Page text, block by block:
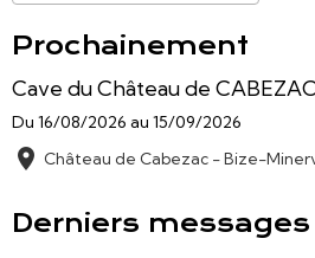
Prochainement
Cave du Château de CABEZAC
Du 16/08/2026 au 15/09/2026
Château de Cabezac - Bize-
Derniers messages